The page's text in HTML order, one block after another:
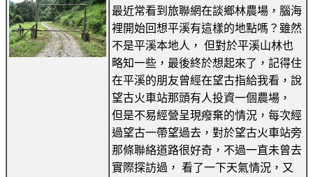
最近常看到旅聯網在談鄉林農場，腦海
裡開始回想平溪有這樣的地點嗎？雖然
不是平溪本地人， 但對於平溪山林也
略知一些，最後終於想起來了，記得住
在平溪的朋友曾經在望古指給我看，說
望古火車站那頭有人投資一個農場，
但是不易經營呈現癈棄的情況，每次經
過望古一帶望過去，對於望古火車站旁
那條聯絡道路很好奇，不過一直未曾去
實際探訪過， 看了一下天氣情況，又